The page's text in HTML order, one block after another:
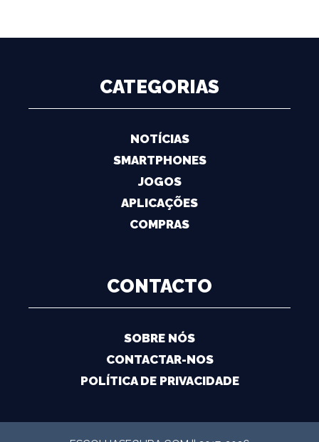
CATEGORIAS
NOTÍCIAS
SMARTPHONES
JOGOS
APLICAÇÕES
COMPRAS
CONTACTO
SOBRE NÓS
CONTACTAR-NOS
POLÍTICA DE PRIVACIDADE